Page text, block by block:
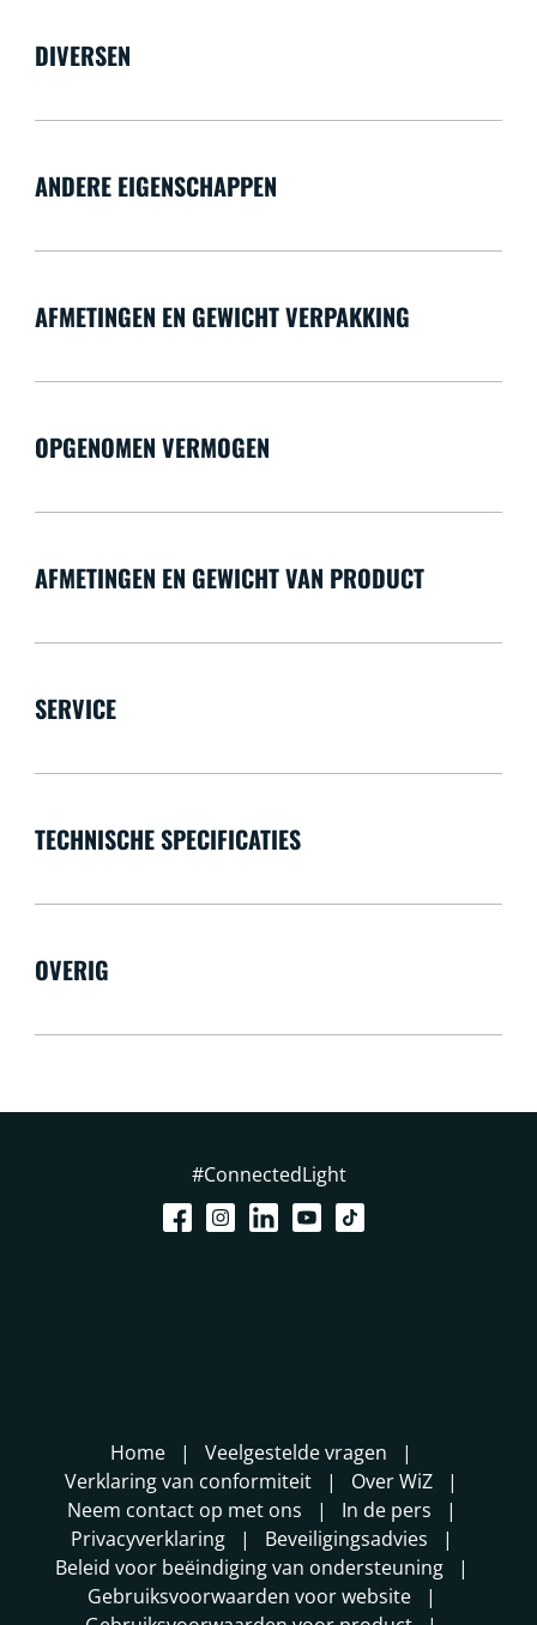
DIVERSEN
ANDERE EIGENSCHAPPEN
AFMETINGEN EN GEWICHT VERPAKKING
OPGENOMEN VERMOGEN
AFMETINGEN EN GEWICHT VAN PRODUCT
SERVICE
TECHNISCHE SPECIFICATIES
OVERIG
#ConnectedLight
Home
Veelgestelde vragen
Verklaring van conformiteit
Over WiZ
Neem contact op met ons
In de pers
Privacyverklaring
Beveiligingsadvies
Beleid voor beëindiging van ondersteuning
Gebruiksvoorwaarden voor website